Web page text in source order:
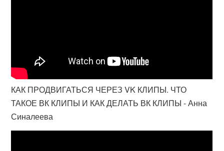
КАК ПРОДВИГАТЬСЯ ЧЕРЕЗ VK КЛИПЫ. ЧТО
ТАКОЕ ВК КЛИПЫ И КАК ДЕЛАТЬ ВК КЛИПЫ - Анна
Синалеева